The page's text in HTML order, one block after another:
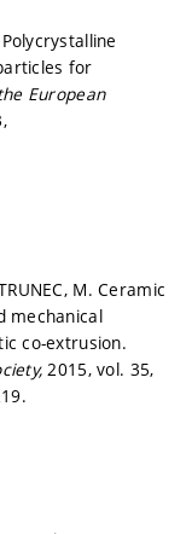
Polycrystalline
for
European
M. Ceramic
mechanical
co-extrusion.
2015, vol. 35,